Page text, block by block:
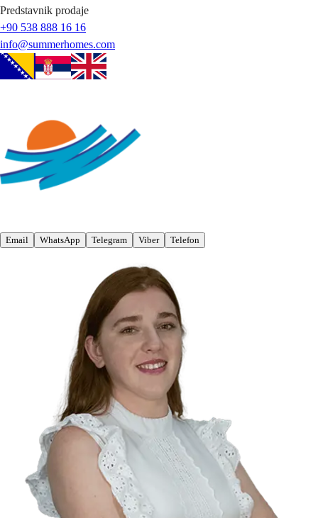
Predstavnik prodaje
+90 538 888 16 16
info@summerhomes.com
Email WhatsApp Telegram Viber Telefon